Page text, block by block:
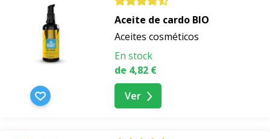
Aceite de cardo BIO
Aceites cosméticos
En stock
de 4,82 €
Ver